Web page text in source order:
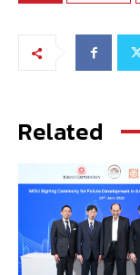
Related